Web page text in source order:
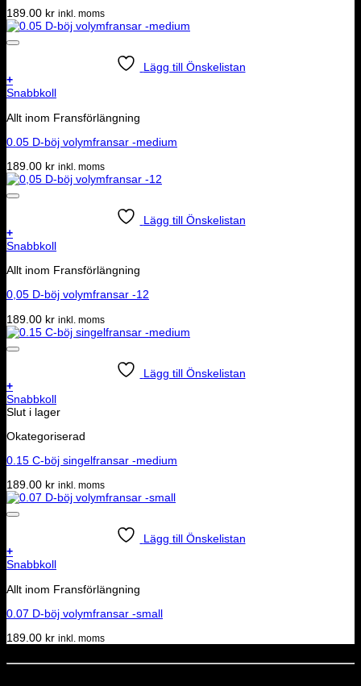
189.00 kr inkl. moms
Lägg till Önskelistan
+
Snabbkoll
Allt inom Fransförlängning
0.05 D-böj volymfransar -medium
189.00 kr inkl. moms
Lägg till Önskelistan
+
Snabbkoll
Allt inom Fransförlängning
0,05 D-böj volymfransar -12
189.00 kr inkl. moms
Lägg till Önskelistan
+
Snabbkoll
Slut i lager
Okategoriserad
0.15 C-böj singelfransar -medium
189.00 kr inkl. moms
Lägg till Önskelistan
+
Snabbkoll
Allt inom Fransförlängning
0.07 D-böj volymfransar -small
189.00 kr inkl. moms